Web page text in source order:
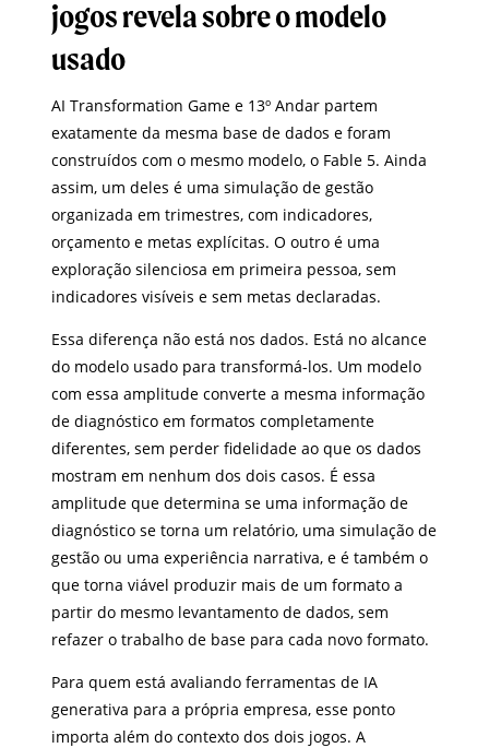
jogos revela sobre o modelo
usado
AI Transformation Game e 13º Andar partem
exatamente da mesma base de dados e foram
construídos com o mesmo modelo, o Fable 5. Ainda
assim, um deles é uma simulação de gestão
organizada em trimestres, com indicadores,
orçamento e metas explícitas. O outro é uma
exploração silenciosa em primeira pessoa, sem
indicadores visíveis e sem metas declaradas.
Essa diferença não está nos dados. Está no alcance
do modelo usado para transformá-los. Um modelo
com essa amplitude converte a mesma informação
de diagnóstico em formatos completamente
diferentes, sem perder fidelidade ao que os dados
mostram em nenhum dos dois casos. É essa
amplitude que determina se uma informação de
diagnóstico se torna um relatório, uma simulação de
gestão ou uma experiência narrativa, e é também o
que torna viável produzir mais de um formato a
partir do mesmo levantamento de dados, sem
refazer o trabalho de base para cada novo formato.
Para quem está avaliando ferramentas de IA
generativa para a própria empresa, esse ponto
importa além do contexto dos dois jogos. A